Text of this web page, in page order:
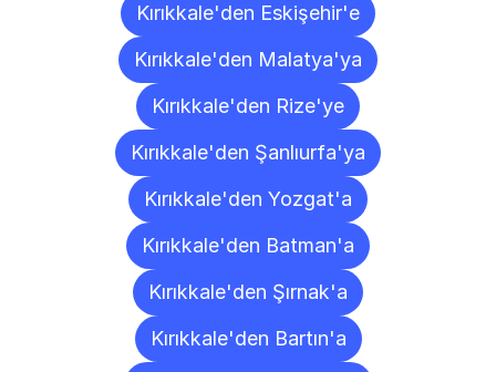
Kırıkkale'den Eskişehir'e
Kırıkkale'den Malatya'ya
Kırıkkale'den Rize'ye
Kırıkkale'den Şanlıurfa'ya
Kırıkkale'den Yozgat'a
Kırıkkale'den Batman'a
Kırıkkale'den Şırnak'a
Kırıkkale'den Bartın'a